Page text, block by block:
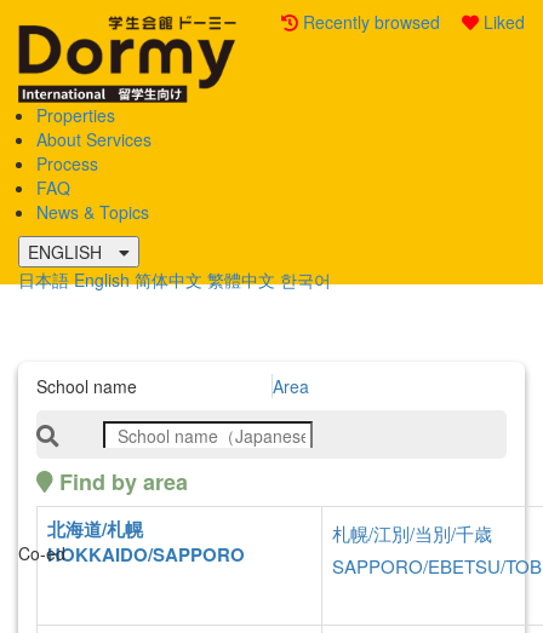
Recently browsed Liked
Properties
About Services
Process
FAQ
News & Topics
ENGLISH
日本語 English 简体中文 繁體中文 한국어
School name Area
Find by area
北海道/札幌
HOKKAIDO/SAPPORO
札幌/江別/当別/千歳
SAPPORO/EBETSU/
Property details Info of Properties
English：Premium Rooms
Co-ed